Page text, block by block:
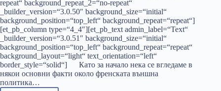
repeat“ background_repeat_2=“no-repeat“
_builder_version=“3.0.50″ background_size=“initial“
background_position=“top_left“ background_repeat=“repeat“]
[et_pb_column type=“4_4″][et_pb_text admin_label=“Text“
_builder_version=“3.0.51″ background_size=“initial“
background_position=“top_left“ background_repeat=“repeat“
background_layout=“light“ text_orientation=“left“
border_style=“solid“] Като за начало нека се вгледаме в
някои основни факти около френската външна
политика…